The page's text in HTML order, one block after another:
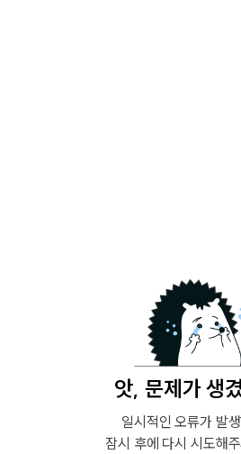
앗, 문제가 생
일시적인 오류가 발
잠시 후에 다시 시도해